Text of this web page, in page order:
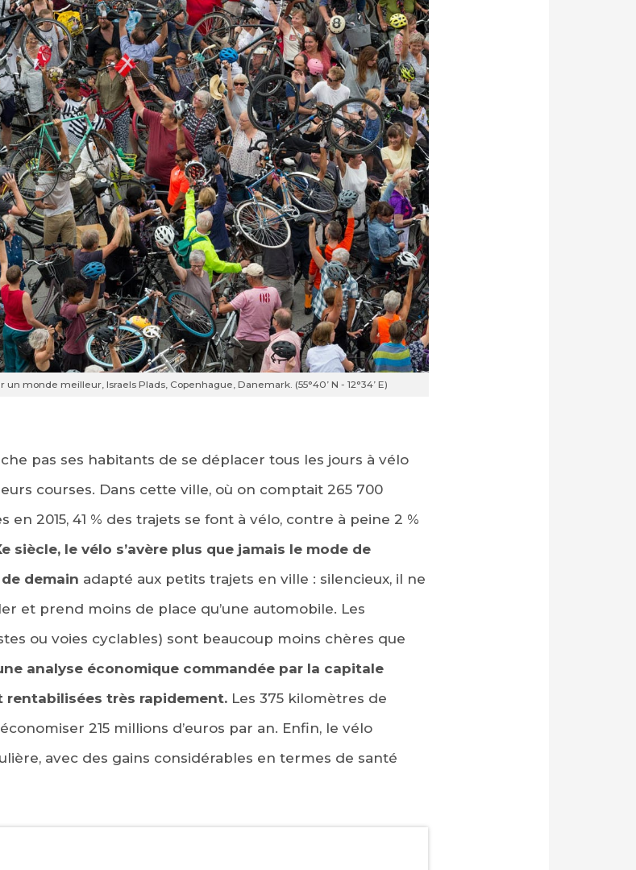
monde meilleur, Israels Plads, Copenhague, Danemark. (55°40’ N - 12°34’ E)
pas ses habitants de se déplacer tous les jours à vélo
courses. Dans cette ville, où on comptait 265 700
2015, 41 % des trajets se font à vélo, contre à peine 2 %
siècle, le vélo s’avère plus que jamais le mode de
demain adapté aux petits trajets en ville : silencieux, il ne
et prend moins de place qu’une automobile. Les
ou voies cyclables) sont beaucoup moins chères que
analyse économique commandée par la capitale
très rapidement.Les 375 kilomètres de
215 millions d’euros par an. Enfin, le vélo
avec des gains considérables en termes de santé